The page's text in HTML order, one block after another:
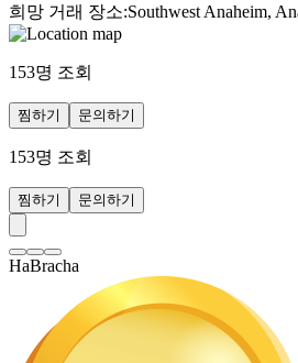
희망 거래 장소:Southwest Anaheim,
153명 조회
찜하기 문의하기
153명 조회
찜하기 문의하기
HaBracha